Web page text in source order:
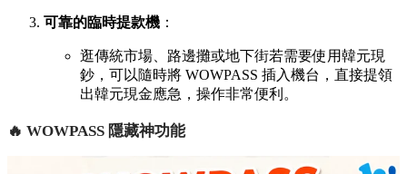
可靠的臨時提款機 ：
逛傳統市場、路邊攤或地下街若需要使用韓元現
鈔，可以隨時將 WOWPASS 插入機台，直接提領
出韓元現金應急，操作非常便利。
🔥 WOWPASS 隱藏神功能